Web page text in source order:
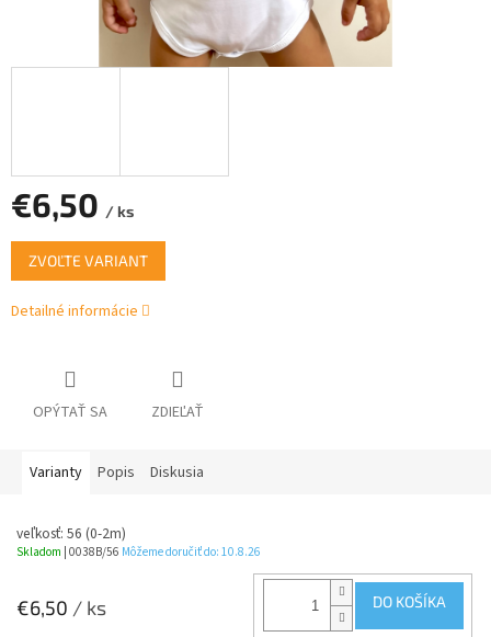
€6,50 / ks
Jednotková
cena:
ZVOĽTE VARIANT
Detailné informácie
OPÝTAŤ SA ZDIEĽAŤ
Varianty Popis Diskusia
veľkosť: 56 (0-2m)
Skladom | 0038B/56 Môžeme doručiť do: 10.8.26
€6,50 / ks DO KOŠÍKA